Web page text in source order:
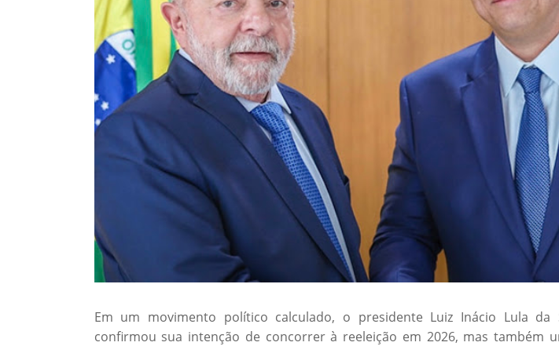
Em um movimento político calculado, o presidente Luiz Inácio Lula da
confirmou sua intenção de concorrer à reeleição em 2026, mas também